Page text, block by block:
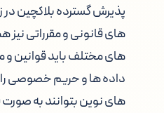
پذیرش گسترده بلاکچین
های قانونی و مقرراتی
های مختلف باید قوانین و
داده ها و حریم خصوصی را
های نوین بتوانند به صورت